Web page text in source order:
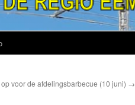
voor de afdelingsbarbecue (10 juni) →